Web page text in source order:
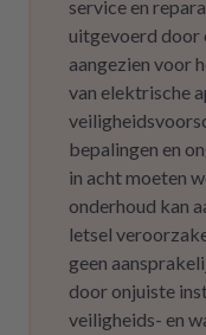
service en
uitgevoerd door
aangezien voor
van elektrische
bepalingen en
in acht moeten
onderhoud kan
letsel
geen
door onjuiste
veiligheids- en